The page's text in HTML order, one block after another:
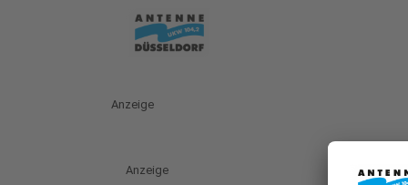
Anzeige
Anzeige